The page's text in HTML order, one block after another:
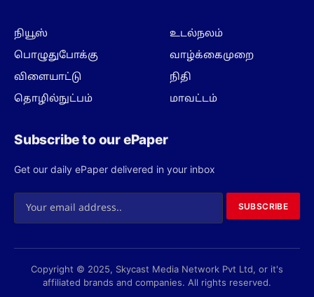
நியூஸ்
பொழுதுபோக்கு
விளையாட்டு
தொழில்நுட்பம்
உடல்நலம்
வாழ்க்கைமுறை
நிதி
மாவட்டம்
Subscribe to our ePaper
Get our daily ePaper delivered in your inbox
SUBSCRIBE
Copyright © 2025, Skycast Media Network Pvt Ltd, or it's
affiliated brands and companies. All rights reserved.